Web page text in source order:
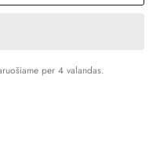
per 4 valandas.